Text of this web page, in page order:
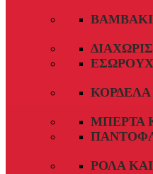
ΜΠΈΡΤΑ
ΡΟΛΆ